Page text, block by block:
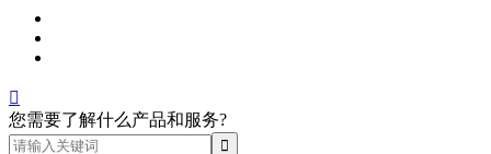

您需要了解什么产品和服务?